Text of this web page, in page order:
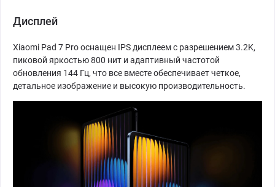
Дисплей
Xiaomi Pad 7 Pro оснащен IPS дисплеем с разрешением 3.2K,
пиковой яркостью 800 нит и адаптивный частотой
обновления 144 Гц, что все вместе обеспечивает четкое,
детальное изображение и высокую производительность.